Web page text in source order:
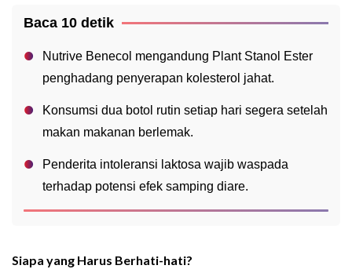
Baca 10 detik
Nutrive Benecol mengandung Plant Stanol Ester
penghadang penyerapan kolesterol jahat.
Konsumsi dua botol rutin setiap hari segera setelah
makan makanan berlemak.
Penderita intoleransi laktosa wajib waspada
terhadap potensi efek samping diare.
Siapa yang Harus Berhati-hati?